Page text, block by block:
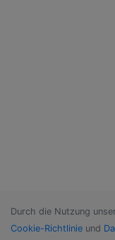
Durch die Nutzung
Cookie-Richtlinie und